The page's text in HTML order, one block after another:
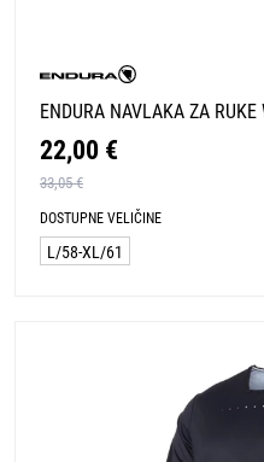
ENDURA NAVLAKA ZA
22,00 €
33,05 €
DOSTUPNE VELIČINE
L/58-XL/61